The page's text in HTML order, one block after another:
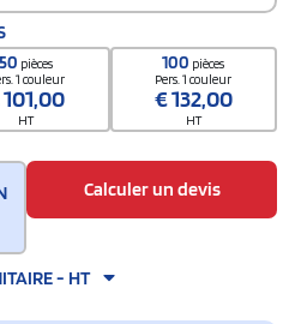
50 pièces
1 couleur
101,00
HT
100 pièces
Pers. 1 couleur
€132,00
HT
Calculer un devis
- HT